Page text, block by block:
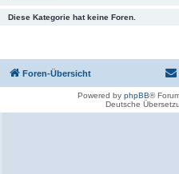
Diese Kategorie hat keine Foren.
Foren-Übersicht
Powered by phpBB®
Deutsche